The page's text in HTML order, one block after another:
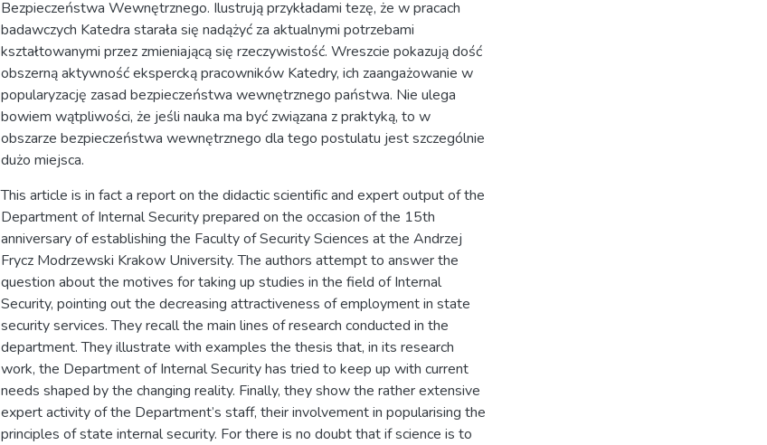
Bezpieczeństwa Wewnętrznego. Ilustrują przykładami tezę, że w pracach
badawczych Katedra starała się nadążyć za aktualnymi potrzebami
kształtowanymi przez zmieniającą się rzeczywistość. Wreszcie pokazują dość
obszerną aktywność ekspercką pracowników Katedry, ich zaangażowanie w
popularyzację zasad bezpieczeństwa wewnętrznego państwa. Nie ulega
bowiem wątpliwości, że jeśli nauka ma być związana z praktyką, to w
obszarze bezpieczeństwa wewnętrznego dla tego postulatu jest szczególnie
dużo miejsca.
This article is in fact a report on the didactic scientific and expert output of the
Department of Internal Security prepared on the occasion of the 15th
anniversary of establishing the Faculty of Security Sciences at the Andrzej
Frycz Modrzewski Krakow University. The authors attempt to answer the
question about the motives for taking up studies in the field of Internal
Security, pointing out the decreasing attractiveness of employment in state
security services. They recall the main lines of research conducted in the
department. They illustrate with examples the thesis that, in its research
work, the Department of Internal Security has tried to keep up with current
needs shaped by the changing reality. Finally, they show the rather extensive
expert activity of the Department’s staff, their involvement in popularising the
principles of state internal security. For there is no doubt that if science is to